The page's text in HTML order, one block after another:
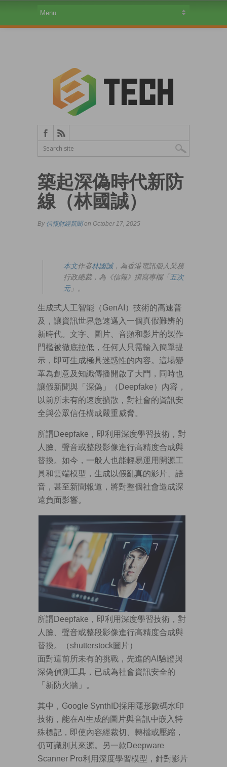
築起深偽時代新防
線（林國誠）
By 信報財經新聞on October 17, 2025
本文作者林國誠，為香港電訊個人業務
行政總裁，為《信報》撰寫專欄「 五次
元」。
生成式人工智能（GenAI）技術的高速普
及，讓資訊世界急速邁入一個真假難辨的
新時代。文字、圖片、音頻和影片的製作
門檻被徹底拉低，任何人只需輸入簡單提
示，即可生成極具迷惑性的內容。這場變
革為創意及知識傳播開啟了大門，同時也
讓假新聞與「深偽」（Deepfake）內容，
以前所未有的速度擴散，對社會的資訊安
全與公眾信任構成嚴重威脅。
所謂Deepfake，即利用深度學習技術，對
人臉、聲音或整段影像進行高精度合成與
替換。如今，一般人也能輕易運用開源工
具和雲端模型，生成以假亂真的影片、語
音，甚至新聞報道，將對整個社會造成深
遠負面影響。
所謂Deepfake，即利用深度學習技術，對
人臉、聲音或整段影像進行高精度合成與
替換。（shutterstock圖片）
面對這前所未有的挑戰，先進的AI驗證與
深偽偵測工具，已成為社會資訊安全的
「新防火牆」。
其中，Google SynthID採用隱形數碼水印
技術，能在AI生成的圖片與音訊中嵌入特
殊標記，即使內容經裁切、轉檔或壓縮，
仍可識別其來源。另一款Deepware
Scanner Pro利用深度學習模型，針對影片